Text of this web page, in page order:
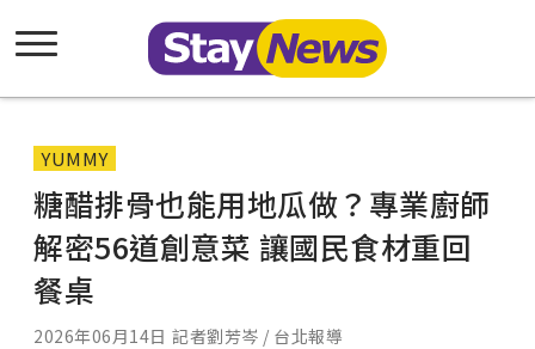
YUMMY
糖醋排骨也能用地瓜做？專業廚師
解密56道創意菜 讓國民食材重回
餐桌
2026年06月14日 記者劉芳岑 / 台北報導